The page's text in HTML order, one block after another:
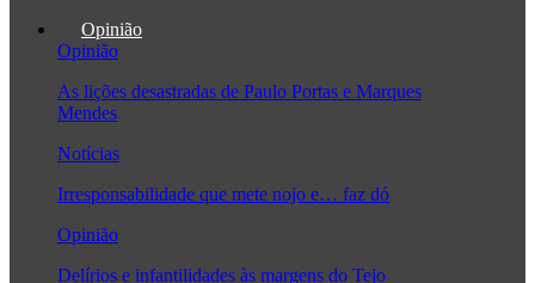
Opinião
Opinião
As lições desastradas de Paulo Portas e Marques
Mendes
Notícias
Irresponsabilidade que mete nojo e… faz dó
Opinião
Delírios e infantilidades às margens do Tejo